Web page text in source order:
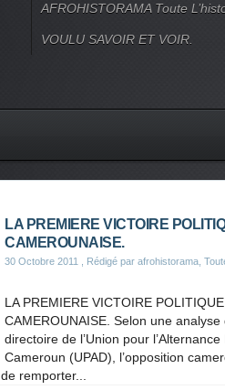
AFROHISTORAMA Toute
VOULU SAVOIR ET VOIR.
LA PREMIERE VICTOIRE
CAMEROUNAISE.
30 Octobre 2011 , Rédigé par afrohistorama,
LA PREMIERE VICTOIRE
CAMEROUNAISE. Selon une
directoire de l’Union pour
Cameroun (UPAD), l’opposition
remporter...